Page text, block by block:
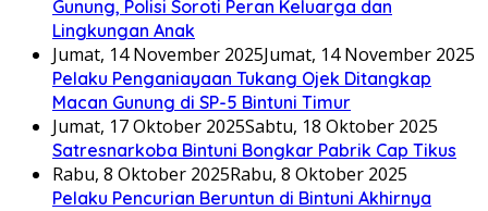
Gunung, Polisi Soroti Peran Keluarga dan
Lingkungan Anak
Jumat, 14 November 2025Jumat, 14 November 2025
Pelaku Penganiayaan Tukang Ojek Ditangkap
Macan Gunung di SP-5 Bintuni Timur
Jumat, 17 Oktober 2025Sabtu, 18 Oktober 2025
Satresnarkoba Bintuni Bongkar Pabrik Cap Tikus
Rabu, 8 Oktober 2025Rabu, 8 Oktober 2025
Pelaku Pencurian Beruntun di Bintuni Akhirnya